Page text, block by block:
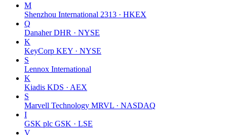
M
Shenzhou International 2313 · HKEX
Q
Danaher DHR · NYSE
K
KeyCorp KEY · NYSE
S
Lennox International
K
Kiadis KDS · AEX
S
Marvell Technology MRVL · NASDAQ
I
GSK plc GSK · LSE
V